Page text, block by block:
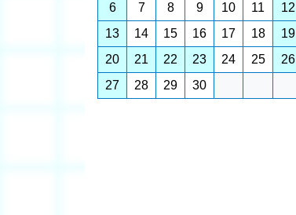
6
7 8 9 10 11
12
13
14 15 16 17 18
19
20
21 22 23 24 25
26
27
28 29 30